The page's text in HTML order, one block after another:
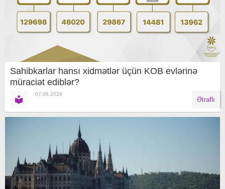
Sahibkarlar hansı xidmətlər üçün KOB evlərinə
müraciət ediblər?
07.08.2026
Ətraflı